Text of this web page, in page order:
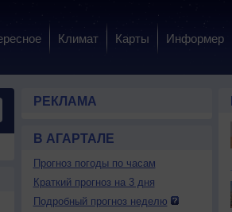
Климат Карты Информер
РЕКЛАМА
В АГАРТАЛЕ
Прогноз погоды по часам
Краткий прогноз на 3 дня
Подробный прогноз неделю